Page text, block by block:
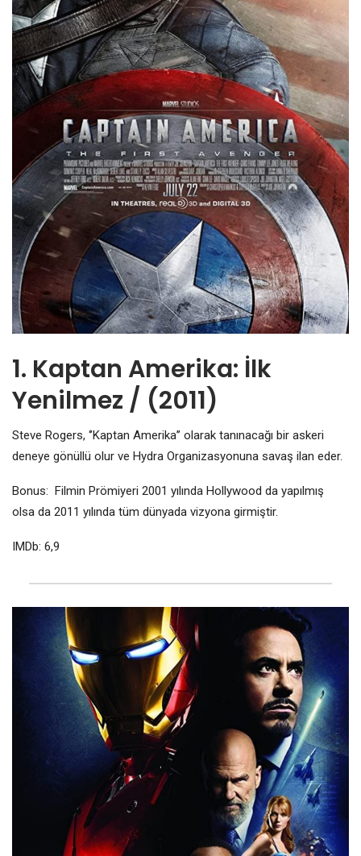
1. Kaptan Amerika: İlk
Yenilmez / (2011)
Steve Rogers, ‘’Kaptan Amerika’’ olarak tanınacağı bir askeri
deneye gönüllü olur ve Hydra Organizasyonuna savaş ilan eder.
Bonus: Filmin Prömiyeri 2001 yılında Hollywood da yapılmış
olsa da 2011 yılında tüm dünyada vizyona girmiştir.
IMDb: 6,9